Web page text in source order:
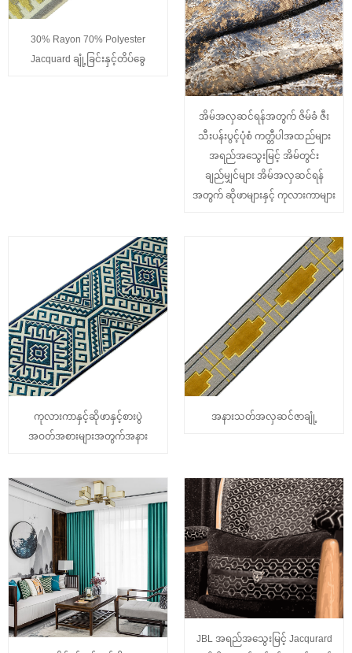
30% Rayon 70% Polyester
Jacquard ချုံ့ခြင်းနှင့်တိပ်ခွေ
အိမ်အလှဆင်ရန်အတွက် ဇိမ်ခံ ဇီး
သီးပန်းပွင့်ပုံစံ ကတ္တီပါအထည်များ
အရည်အသွေးမြင့် အိမ်တွင်း
ချည်မျှင်များ အိမ်အလှဆင်ရန်
အတွက် ဆိုဖာများနှင့် ကုလားကာများ
ကုလားကာနှင့်ဆိုဖာနှင့်စားပွဲ
အဝတ်အစားများအတွက်အနား
အနားသတ်အလှဆင်ဇာချုံ့
JBL အရည်အသွေးမြင့် Jacqurard